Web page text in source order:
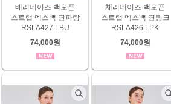
베리데이즈 백오픈
스트랩 엑스백 연파랑
RSLA427 LBU
74,000원
체리데이즈 백오픈
스트랩 엑스백 연핑크
RSLA426 LPK
74,000원